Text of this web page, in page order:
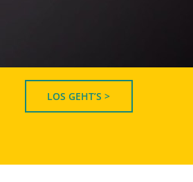
LOS GEHT’S >